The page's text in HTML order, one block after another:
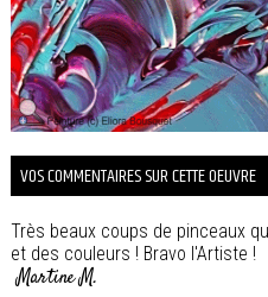
VOS COMMENTAIRES SUR CETTE OEUVRE
Très beaux coups de pinceaux
et des couleurs ! Bravo l'Artiste !
Martine M.